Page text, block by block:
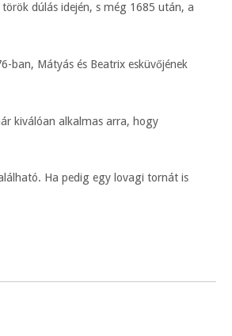
dúlás idején, s még 1685 után, a
ban, Mátyás és Beatrix esküvőjének
kiválóan alkalmas arra, hogy
Ha pedig egy lovagi tornát is